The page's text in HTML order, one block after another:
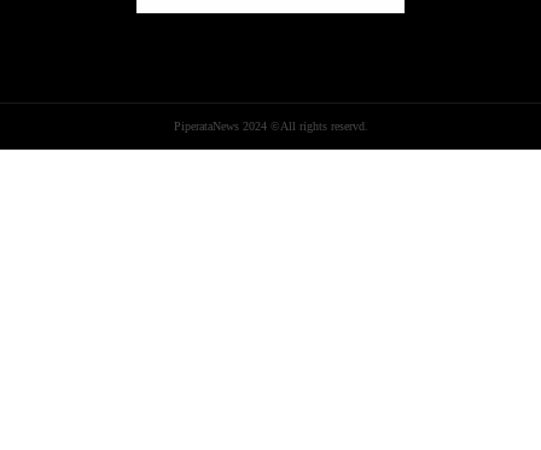
PiperataNews 2024 ©All rights reservd.